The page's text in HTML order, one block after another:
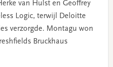
van Hulst en Geoffrey
Logic, terwijl Deloitte
verzorgde. Montagu won
Bruckhaus